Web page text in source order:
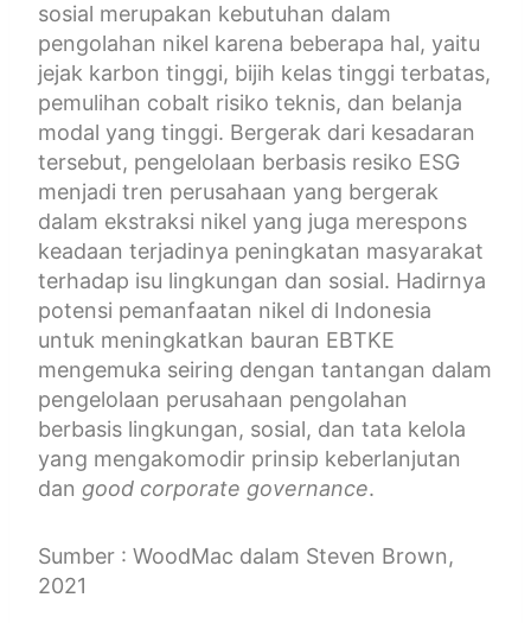
sosial merupakan kebutuhan dalam
pengolahan nikel karena beberapa hal, yaitu
jejak karbon tinggi, bijih kelas tinggi terbatas,
pemulihan cobalt risiko teknis, dan belanja
modal yang tinggi. Bergerak dari kesadaran
tersebut, pengelolaan berbasis resiko ESG
menjadi tren perusahaan yang bergerak
dalam ekstraksi nikel yang juga merespons
keadaan terjadinya peningkatan masyarakat
terhadap isu lingkungan dan sosial. Hadirnya
potensi pemanfaatan nikel di Indonesia
untuk meningkatkan bauran EBTKE
mengemuka seiring dengan tantangan dalam
pengelolaan perusahaan pengolahan
berbasis lingkungan, sosial, dan tata kelola
yang mengakomodir prinsip keberlanjutan
dan good corporate governance.
Sumber : WoodMac dalam Steven Brown,
2021